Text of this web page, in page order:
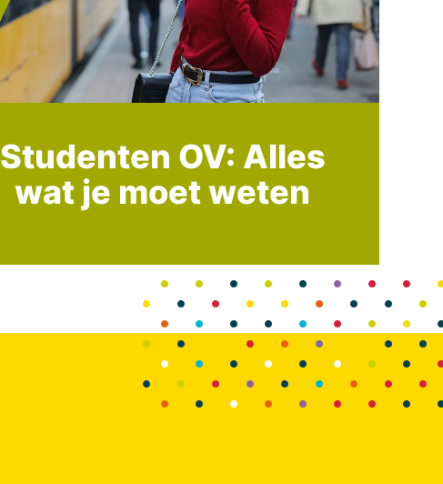
Studenten OV: Alles
wat je moet weten